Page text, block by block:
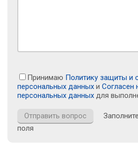
Принимаю Политику защиты и
персональных данных и Согласен
персональных данных для
поля